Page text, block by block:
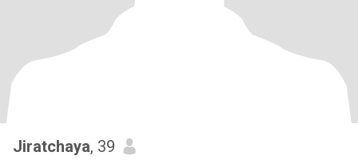
Jiratchaya, 39